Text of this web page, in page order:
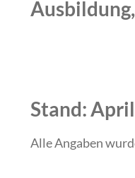
Stand:
Alle Angaben